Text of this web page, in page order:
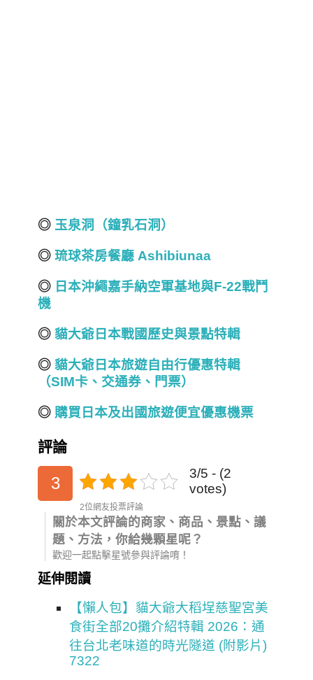
◎ 玉泉洞（鐘乳石洞）
◎ 琉球茶房餐廳 Ashibiunaa
◎ 日本沖繩嘉手納空軍基地與F-22戰鬥
機
◎ 貓大爺日本戰國歷史與景點特輯
◎ 貓大爺日本旅遊自由行優惠特輯
（SIM卡、交通券、門票）
◎ 購買日本及出國旅遊便宜優惠機票
評論
3
3/5 - (2
votes)
2位網友投票評論
關於本文評論的商家、商品、景點、議
題、方法，你給幾顆星呢？
歡迎一起點擊星號參與評論唷！
延伸閱讀
【懶人包】貓大爺大稻埕慈聖宮美
食街全部20攤介紹特輯 2026：通
往台北老味道的時光隧道 (附影片)
7322